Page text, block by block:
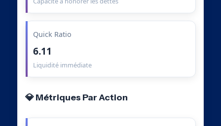
Quick Ratio
6.11
Liquidité immédiate
💎 Métriques Par Action